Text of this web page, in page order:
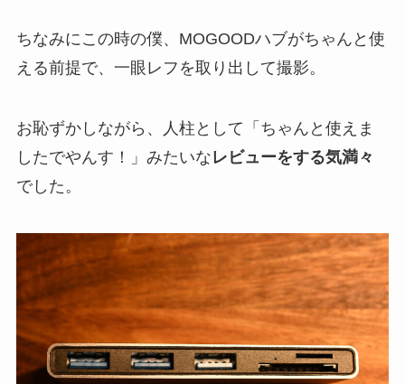
ちなみにこの時の僕、MOGOODハブがちゃんと使
える前提で、一眼レフを取り出して撮影。
お恥ずかしながら、人柱として「ちゃんと使えま
したでやんす！」みたいなレビューをする気満々
でした。